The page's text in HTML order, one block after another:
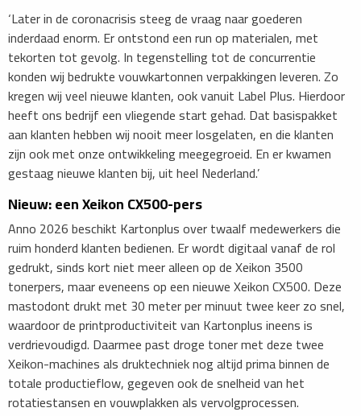
‘Later in de coronacrisis steeg de vraag naar goederen
inderdaad enorm. Er ontstond een run op materialen, met
tekorten tot gevolg. In tegenstelling tot de concurrentie
konden wij bedrukte vouwkartonnen verpakkingen leveren. Zo
kregen wij veel nieuwe klanten, ook vanuit Label Plus. Hierdoor
heeft ons bedrijf een vliegende start gehad. Dat basispakket
aan klanten hebben wij nooit meer losgelaten, en die klanten
zijn ook met onze ontwikkeling meegegroeid. En er kwamen
gestaag nieuwe klanten bij, uit heel Nederland.’
Nieuw: een Xeikon CX500-pers
Anno 2026 beschikt Kartonplus over twaalf medewerkers die
ruim honderd klanten bedienen. Er wordt digitaal vanaf de rol
gedrukt, sinds kort niet meer alleen op de Xeikon 3500
tonerpers, maar eveneens op een nieuwe Xeikon CX500. Deze
mastodont drukt met 30 meter per minuut twee keer zo snel,
waardoor de printproductiviteit van Kartonplus ineens is
verdrievoudigd. Daarmee past droge toner met deze twee
Xeikon-machines als druktechniek nog altijd prima binnen de
totale productieflow, gegeven ook de snelheid van het
rotatiestansen en vouwplakken als vervolgprocessen.